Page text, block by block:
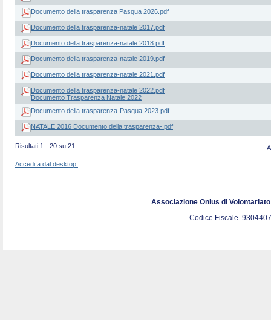
Documento della trasparenza Pasqua 2026.pdf
Documento della trasparenza-natale 2017.pdf
Documento della trasparenza-natale 2018.pdf
Documento della trasparenza-natale 2019.pdf
Documento della trasparenza-natale 2021.pdf
Documento della trasparenza-natale 2022.pdf
Documento Trasparenza Natale 2022
Documento della trasparenza-Pasqua 2023.pdf
NATALE 2016 Documento della trasparenza-.pdf
Risultati 1 - 20 su 21.
Accedi a dal desktop.
Associazione Onlus di
Codice Fiscale.